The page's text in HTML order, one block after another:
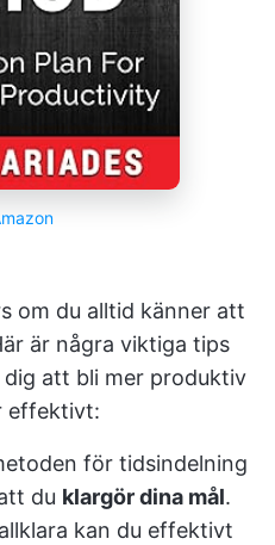
om du alltid känner att
är några viktiga tips
att bli mer produktiv
effektivt:
för tidsindelning
du klargör dina mål.
kan du effektivt